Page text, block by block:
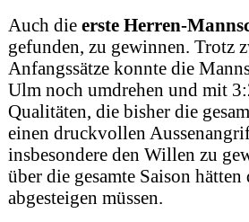
Auch die erste Herren-
gefunden, zu gewinnen. Trotz
Anfangssätze konnte die
Ulm noch umdrehen und mit
Qualitäten, die bisher die
einen druckvollen
insbesondere den Willen zu
über die gesamte Saison
abgesteigen müssen.